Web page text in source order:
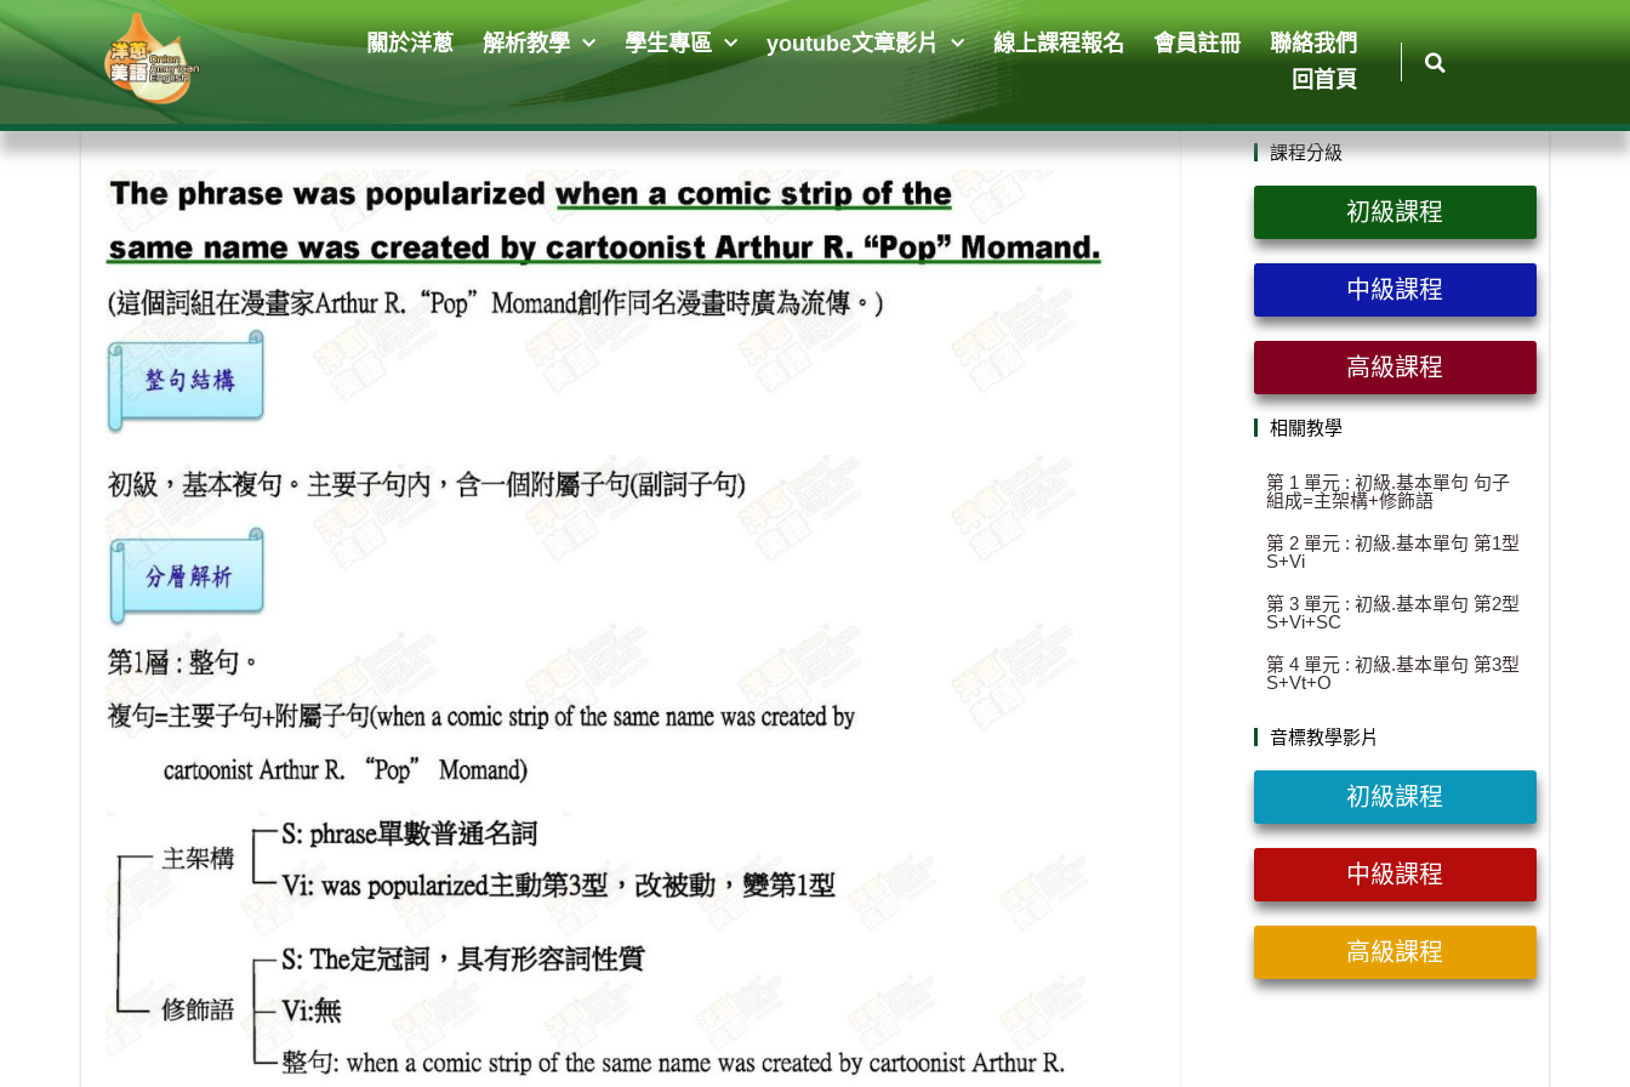
關於洋蔥 解析教學 學生專區 youtube文章影片 線上課程報名 會員註冊
聯絡我們
回首頁
課程分級
初級課程
中級課程
高級課程
相關教學
第 1 單元 : 初級.基本單句 句子
組成=主架構+修飾語
第 2 單元 : 初級.基本單句 第1型
S+Vi
第 3 單元 : 初級.基本單句 第2型
S+Vi+SC
第 4 單元 : 初級.基本單句 第3型
S+Vt+O
音標教學影片
初級課程
中級課程
高級課程